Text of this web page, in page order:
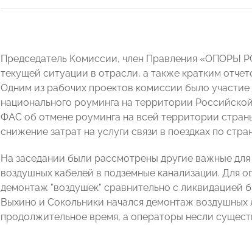
Председатель Комиссии, член Правления «ОПОРЫ
текущей ситуации в отрасли, а также кратким
Одним из рабочих проектов комиссии было
национального роуминга на территории
ФАС об отмене роуминга на всей территории
снижение затрат на услуги связи в поездках по
На заседании были рассмотрены другие важные
воздушных кабелей в подземные канализации. Для
демонтаж "воздушек" сравнительно с ликвидацией
Выхино и Сокольники начался демонтаж
продолжительное время, а операторы несли